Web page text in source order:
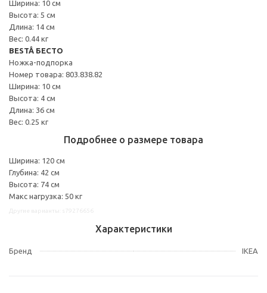
Ширина: 10 см
Высота: 5 см
Длина: 14 см
Вес: 0.44 кг
BESTÅ БЕСТО
Ножка-подпорка
Номер товара: 803.838.82
Ширина: 10 см
Высота: 4 см
Длина: 36 см
Вес: 0.25 кг
Подробнее о размере товара
Ширина: 120 см
Глубина: 42 см
Высота: 74 см
Макс нагрузка: 50 кг
Характеристики
Бренд IKEA